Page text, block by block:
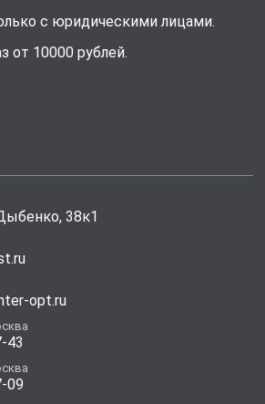
с юридическими лицами.
от 10000 рублей.
38к1
opt.ru
43
09